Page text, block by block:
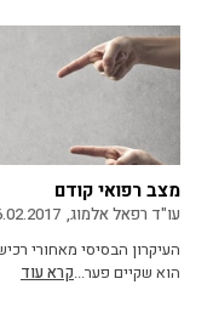
מצב רפואי קודם
עו"ד רפאל אלמוג,
העיקרון הבסיסי מאחורי
הוא שקיים פער...קרא עוד